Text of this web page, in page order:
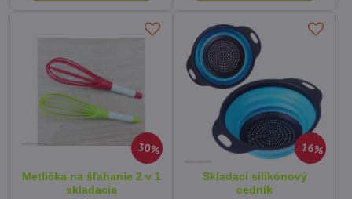
30%
Metlička na šľahanie 2 v 1
skladacia
16%
Skladací silikónový
cedník